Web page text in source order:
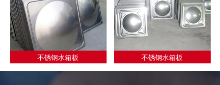
不锈钢水箱板 不锈钢水箱板